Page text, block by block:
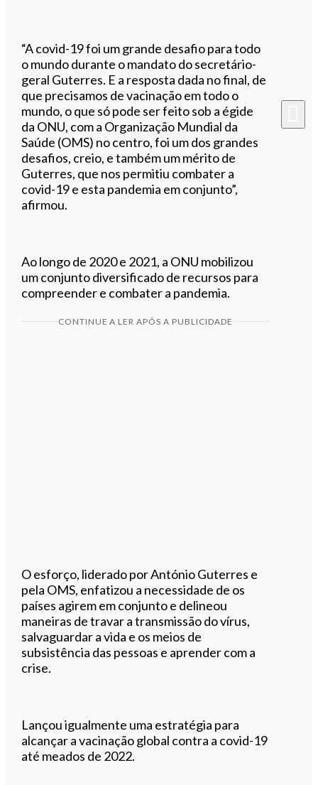
“A covid-19 foi um grande desafio para todo
o mundo durante o mandato do secretário-
geral Guterres. E a resposta dada no final, de
que precisamos de vacinação em todo o
mundo, o que só pode ser feito sob a égide
da ONU, com a Organização Mundial da
Saúde (OMS) no centro, foi um dos grandes
desafios, creio, e também um mérito de
Guterres, que nos permitiu combater a
covid-19 e esta pandemia em conjunto”,
afirmou.
Ao longo de 2020 e 2021, a ONU mobilizou
um conjunto diversificado de recursos para
compreender e combater a pandemia.
CONTINUE A LER APÓS A PUBLICIDADE
O esforço, liderado por António Guterres e
pela OMS, enfatizou a necessidade de os
países agirem em conjunto e delineou
maneiras de travar a transmissão do vírus,
salvaguardar a vida e os meios de
subsistência das pessoas e aprender com a
crise.
Lançou igualmente uma estratégia para
alcançar a vacinação global contra a covid-19
até meados de 2022.